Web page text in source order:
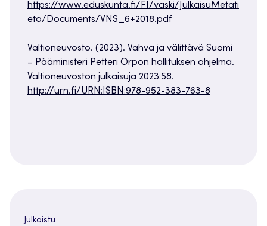
https://www.eduskunta.fi/FI/vaski/JulkaisuMetati
eto/Documents/VNS_6+2018.pdf
Valtioneuvosto. (2023). Vahva ja välittävä Suomi
– Pääministeri Petteri Orpon hallituksen ohjelma.
Valtioneuvoston julkaisuja 2023:58.
http://urn.fi/URN:ISBN:978-952-383-763-8
Julkaistu